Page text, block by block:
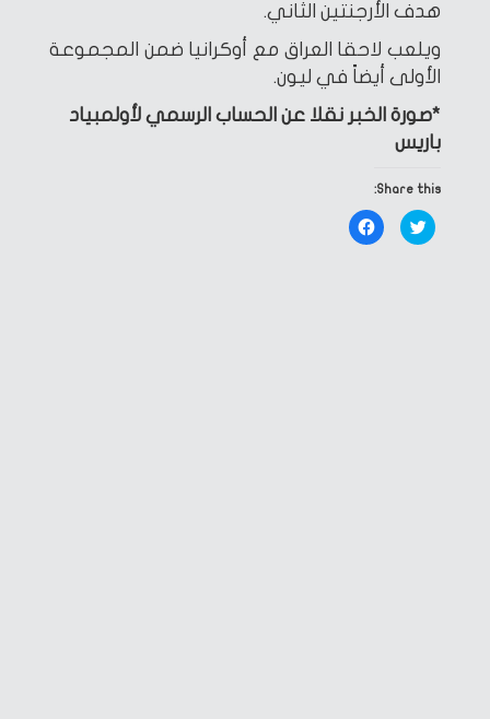
هدف الأرجنتين الثاني.
ويلعب لاحقا العراق مع أوكرانيا ضمن المجموعة
الأولى أيضاً في ليون.
*صورة الخبر نقلا عن الحساب الرسمي لأولمبياد
باريس
Share this:
Click
to
share
Click
to